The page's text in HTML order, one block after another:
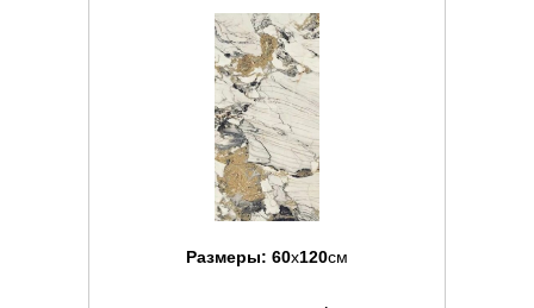
Размеры: 60x120см